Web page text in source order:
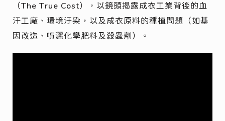
（The True Cost），以鏡頭揭露成衣工業背後的血
汗工廠、環境汙染，以及成衣原料的種植問題（如基
因改造、噴灑化學肥料及殺蟲劑）。